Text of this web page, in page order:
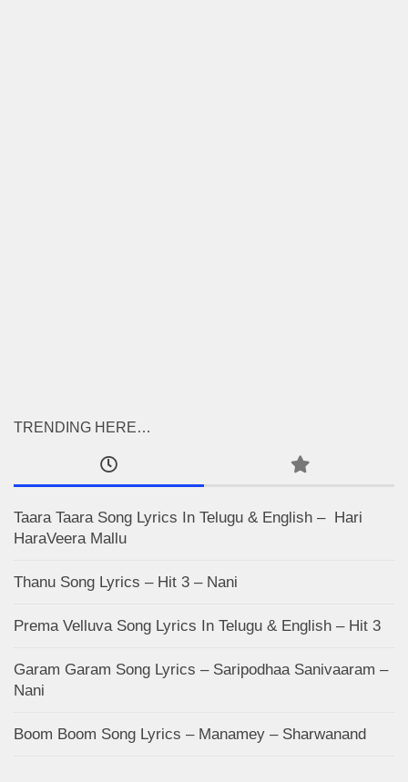
TRENDING HERE…
Taara Taara Song Lyrics In Telugu & English – Hari
HaraVeera Mallu
Thanu Song Lyrics – Hit 3 – Nani
Prema Velluva Song Lyrics In Telugu & English – Hit 3
Garam Garam Song Lyrics – Saripodhaa Sanivaaram –
Nani
Boom Boom Song Lyrics – Manamey – Sharwanand